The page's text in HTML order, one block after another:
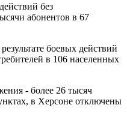
без
абонентов в 67
боевых действий
в 106 населенных
- более 26 тысяч
в Херсоне отключены